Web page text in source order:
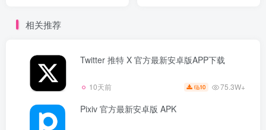
相关推荐
Twitter 推特 X 官方最新安卓版APP下载
10天前 10 75.3W+
Pixiv 官方最新安卓版 APK